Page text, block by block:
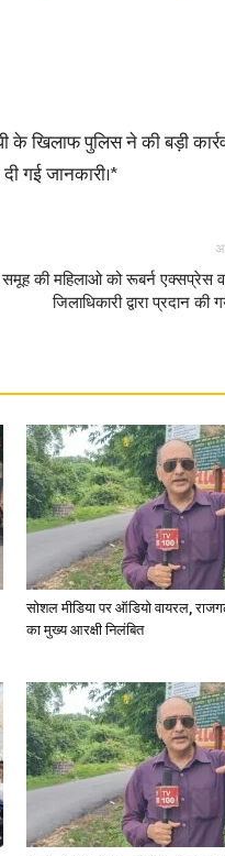
Latest
in
Hindi,
Today
खिलाफ पुलिस ने की बड़ी
गई जानकारी।*
समूह की महिलाओ को रूबर्न एक्सप्रेस
जिलाधिकारी द्वारा प्रदान की
सोशल मीडिया पर ऑडियो वायरल,
का मुख्य आरक्षी निलंबित